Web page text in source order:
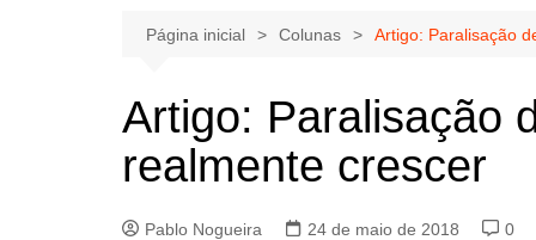
Página inicial Colunas Artigo: Paralisação
Artigo: Paralisação
realmente crescer
Pablo Nogueira 24 de maio de 2018 0